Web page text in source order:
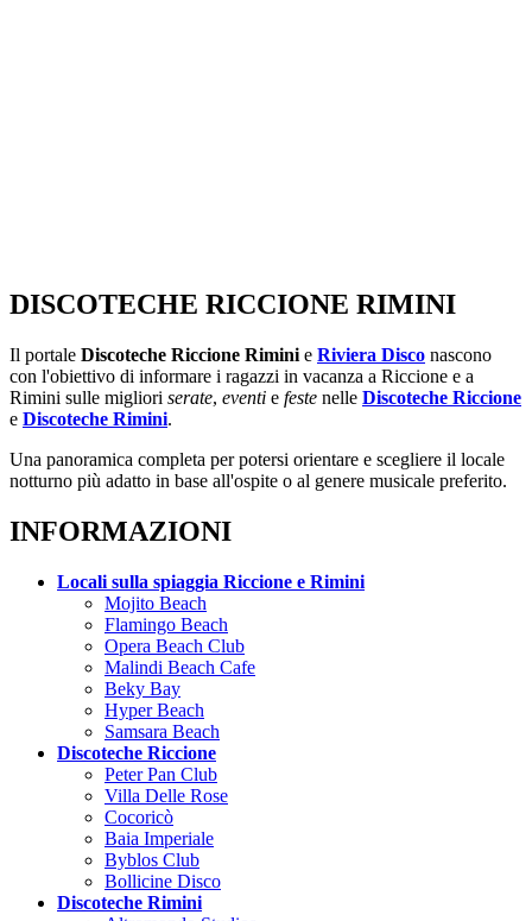
DISCOTECHE RICCIONE RIMINI
Il portale Discoteche Riccione Rimini e Riviera Disco nascono
con l'obiettivo di informare i ragazzi in vacanza a Riccione e a
Rimini sulle migliori serate, eventi e feste nelle Discoteche Riccione
e Discoteche Rimini.
Una panoramica completa per potersi orientare e scegliere il locale
notturno più adatto in base all'ospite o al genere musicale preferito.
INFORMAZIONI
Locali sulla spiaggia Riccione e Rimini
Mojito Beach
Flamingo Beach
Opera Beach Club
Malindi Beach Cafe
Beky Bay
Hyper Beach
Samsara Beach
Discoteche Riccione
Peter Pan Club
Villa Delle Rose
Cocoricò
Baia Imperiale
Byblos Club
Bollicine Disco
Discoteche Rimini